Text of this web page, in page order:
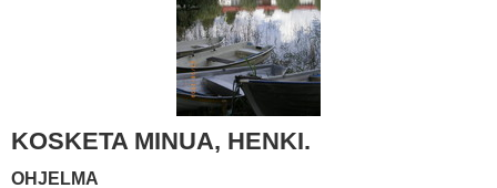
KOSKETA MINUA, HENKI.
OHJELMA